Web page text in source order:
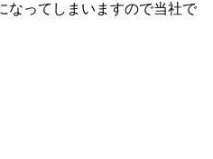
なってしまいますので当社で